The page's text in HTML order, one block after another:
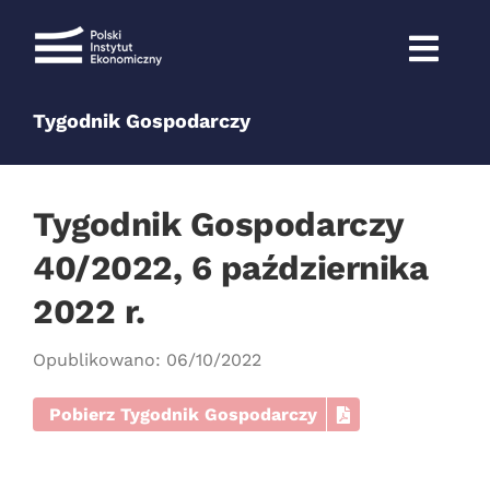
Tygodnik Gospodarczy
Tygodnik Gospodarczy
40/2022, 6 października
2022 r.
Opublikowano: 06/10/2022
Pobierz Tygodnik Gospodarczy